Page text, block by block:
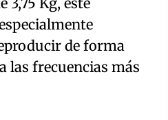
de forma
las frecuencias más